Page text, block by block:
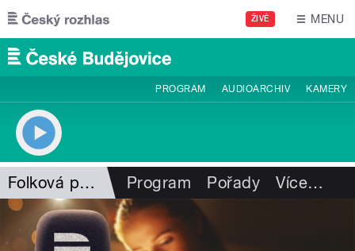
Přejít k hlavnímu obsahu
ŽIVĚ MENU
PROGRAM AUDIOARCHIV KAMERY
Folková pohlazení Program Pořady Více…